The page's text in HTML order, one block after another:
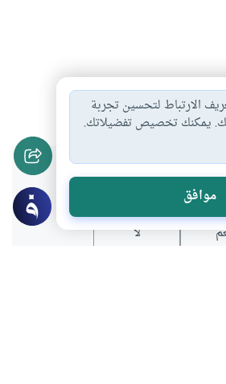
التاريخ الإسلامي #التوكل
بهذا المحتوى؟
لا
الارتباط لتحسين تجربة
يمكنك تخصيص تفضيلاتك.
موافق